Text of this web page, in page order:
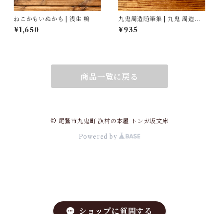
ショップに質問する
ねこかもいぬかも | 浅生 鴨
¥1,650
九鬼周造随筆集 | 九鬼 周造
(著), 菅野 昭正(編)
¥935
商品一覧に戻る
© 尾鷲市九鬼町 漁村の本屋 トンガ坂文庫
Powered by